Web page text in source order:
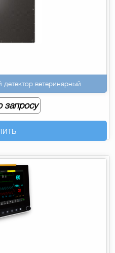
ветеринарный
запросу